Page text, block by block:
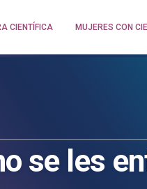
CIENTÍFICA MUJERES CON
se les